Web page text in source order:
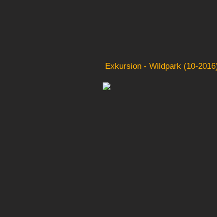
Exkursion - Wildpark (10-